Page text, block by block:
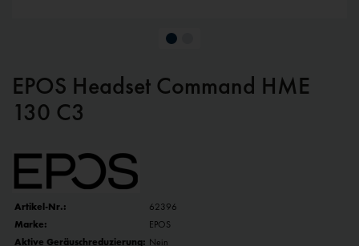
EPOS Headset Command HME
130 C3
Artikel-Nr.:
62396
Marke:
EPOS
Aktive Geräuschreduzierung: Nein